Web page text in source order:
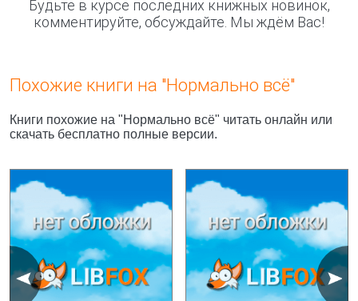
Будьте в курсе последних книжных новинок,
комментируйте, обсуждайте. Мы ждём Вас!
Похожие книги на "Нормально всё"
Книги похожие на "Нормально всё" читать онлайн или
скачать бесплатно полные версии.